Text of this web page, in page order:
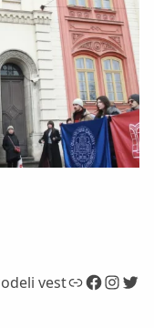
vestLink Facebook InstagramTwitter